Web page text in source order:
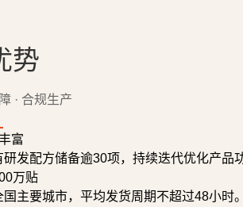
势
· 合规生产
富
发配方储备逾30项，持续迭代优化产品
万贴
主要城市，平均发货周期不超过48小时。